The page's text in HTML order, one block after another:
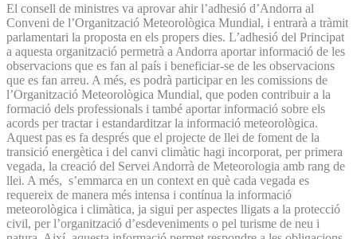
El consell de ministres va aprovar ahir l’adhesió d’Andorra al
Conveni de l’Organització Meteorològica Mundial, i entrarà a tràmit
parlamentari la proposta en els propers dies. L’adhesió del Principat
a aquesta organització permetrà a Andorra aportar informació de les
observacions que es fan al país i beneficiar-se de les observacions
que es fan arreu. A més, es podrà participar en les comissions de
l’Organització Meteorològica Mundial, que poden contribuir a la
formació dels professionals i també aportar informació sobre els
acords per tractar i estandarditzar la informació meteorològica.
Aquest pas es fa després que el projecte de llei de foment de la
transició energètica i del canvi climàtic hagi incorporat, per primera
vegada, la creació del Servei Andorrà de Meteorologia amb rang de
llei. A més, s’emmarca en un context en què cada vegada es
requereix de manera més intensa i contínua la informació
meteorològica i climàtica, ja sigui per aspectes lligats a la protecció
civil, per l’organització d’esdeveniments o pel turisme de neu i